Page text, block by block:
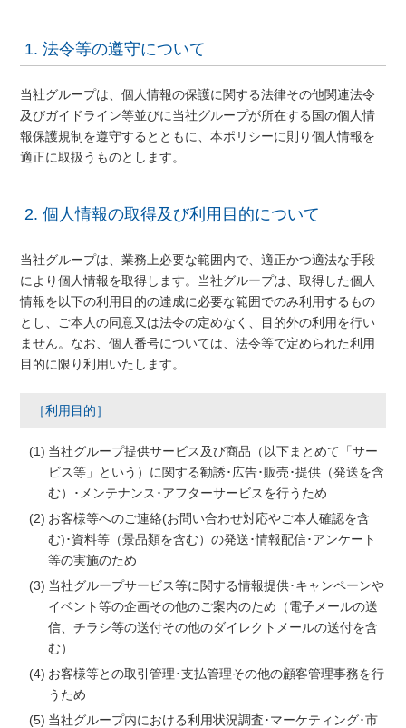
1. 法令等の遵守について
当社グループは、個人情報の保護に関する法律その他関連法令
及びガイドライン等並びに当社グループが所在する国の個人情
報保護規制を遵守するとともに、本ポリシーに則り個人情報を
適正に取扱うものとします。
2. 個人情報の取得及び利用目的について
当社グループは、業務上必要な範囲内で、適正かつ適法な手段
により個人情報を取得します。当社グループは、取得した個人
情報を以下の利用目的の達成に必要な範囲でのみ利用するもの
とし、ご本人の同意又は法令の定めなく、目的外の利用を行い
ません。なお、個人番号については、法令等で定められた利用
目的に限り利用いたします。
［利用目的］
当社グループ提供サービス及び商品（以下まとめて「サー
ビス等」という）に関する勧誘･広告･販売･提供（発送を含
む）･メンテナンス･アフターサービスを行うため
お客様等へのご連絡(お問い合わせ対応やご本人確認を含
む)･資料等（景品類を含む）の発送･情報配信･アンケート
等の実施のため
当社グループサービス等に関する情報提供･キャンペーンや
イベント等の企画その他のご案内のため（電子メールの送
信、チラシ等の送付その他のダイレクトメールの送付を含
む）
お客様等との取引管理･支払管理その他の顧客管理事務を行
うため
当社グループ内における利用状況調査･マーケティング･市